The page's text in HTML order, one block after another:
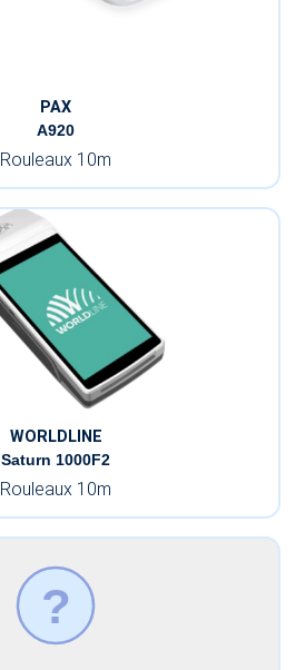
PAX
A920
Rouleaux 10m
WORLDLINE
Saturn 1000F2
Rouleaux 10m
?